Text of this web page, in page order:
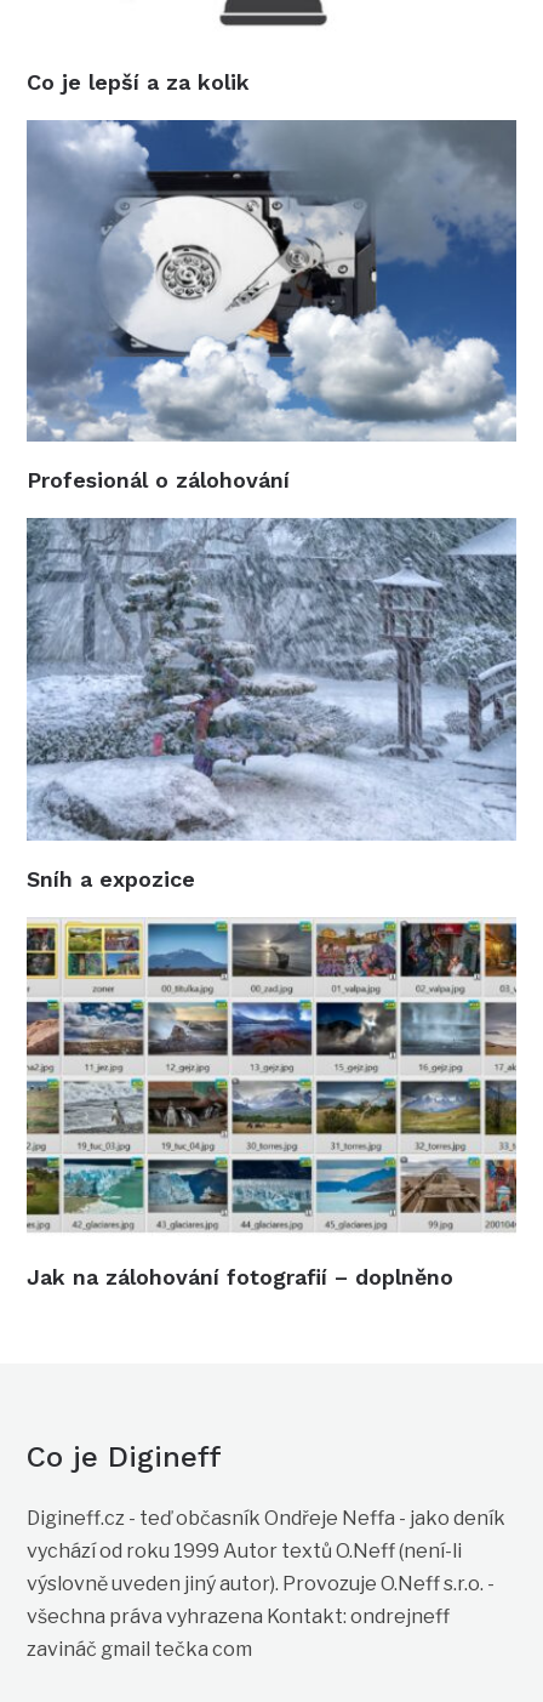
Co je lepší a za kolik
Profesionál o zálohování
Sníh a expozice
Jak na zálohování fotografií – doplněno
Co je Digineff
Digineff.cz - teď občasník Ondřeje Neffa - jako deník
vychází od roku 1999 Autor textů O.Neff (není-li
výslovně uveden jiný autor). Provozuje O.Neff s.r.o. -
všechna práva vyhrazena Kontakt: ondrejneff
zavináč gmail tečka com